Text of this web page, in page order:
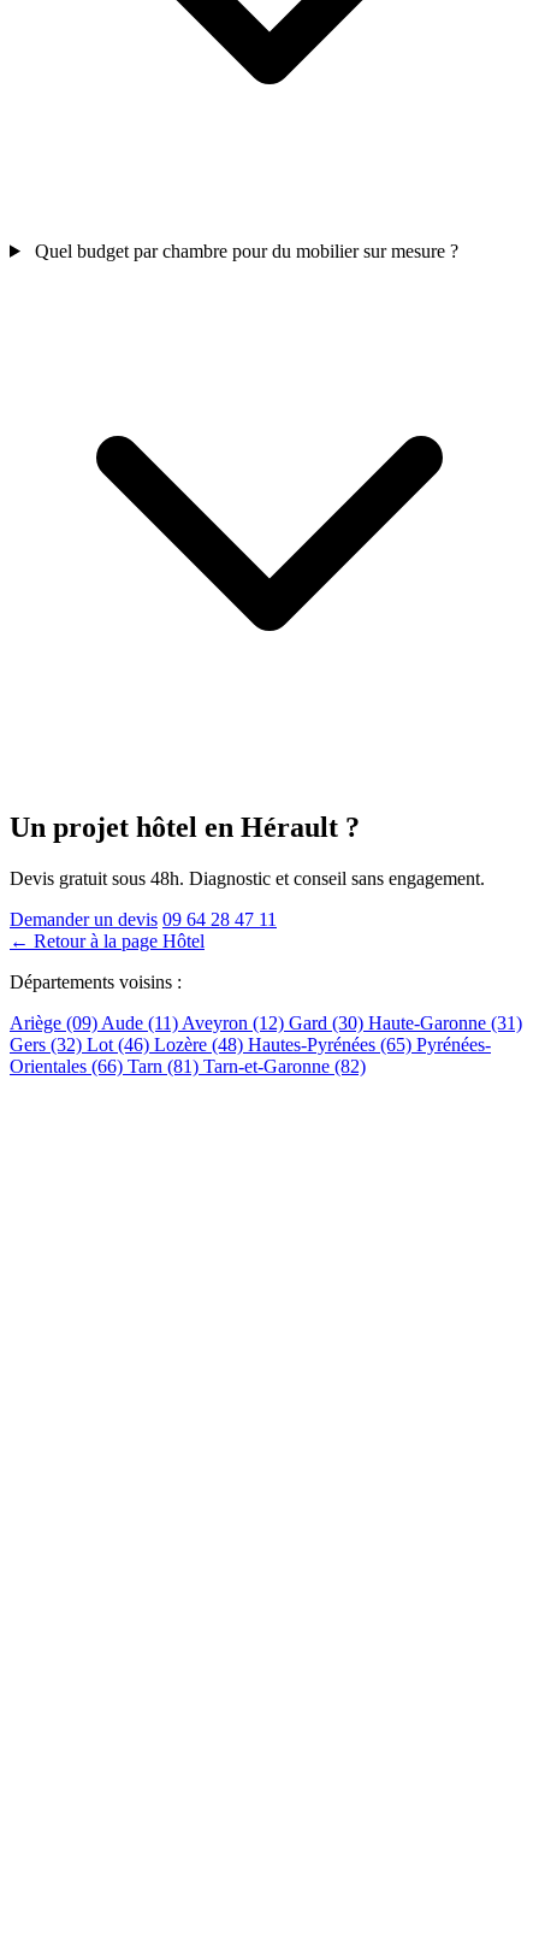
Quel budget par chambre pour du mobilier sur mesure ?
Un projet hôtel en Hérault ?
Devis gratuit sous 48h. Diagnostic et conseil sans engagement.
Demander un devis 09 64 28 47 11
← Retour à la page Hôtel
Départements voisins :
Ariège (09) Aude (11) Aveyron (12) Gard (30) Haute-Garonne (31)
Gers (32) Lot (46) Lozère (48) Hautes-Pyrénées (65) Pyrénées-
Orientales (66) Tarn (81) Tarn-et-Garonne (82)